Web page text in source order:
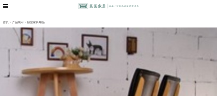
首页 > 产品展示 > 卧室家具用品